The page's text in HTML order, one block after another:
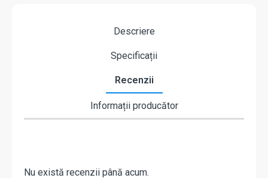
Descriere
Specificații
Recenzii
Informații producător
Nu există recenzii până acum.